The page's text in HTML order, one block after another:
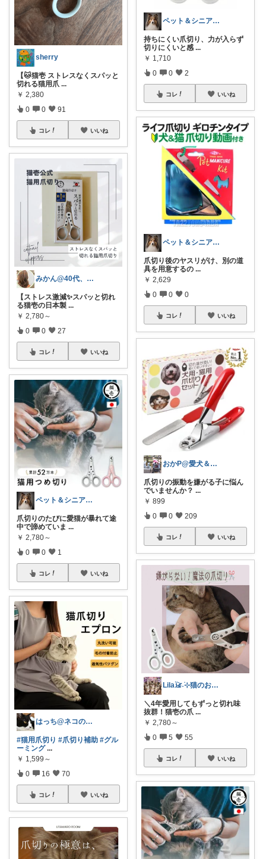
sherry
【🐱猫壱 ストレスなくスパッと
切れる猫用爪 ...
￥ 2,380
0 0 91
コレ いいね
みかん@40代、自分らしく整える暮らし
【ストレス激減✨スパッと切れ
る猫壱の日本製 ...
￥ 2,780～
0 0 27
コレ いいね
ペット＆シニア暮らしのお助け店
爪切りのたびに愛猫が暴れて途
中で諦めていま ...
￥ 2,780～
0 0 1
コレ いいね
はっち@ネコのいる風景
#猫用爪切り #爪切り補助 #グル
ーミング ...
￥ 1,599～
0 16 70
コレ いいね
ペット＆シニア暮らしのお助け店
持ちにくい爪切り、力が入らず
切りにくいと感 ...
￥ 1,710
0 0 2
コレ いいね
ペット＆シニア暮らしのお助け店
爪切り後のヤスリがけ、別の道
具を用意するの ...
￥ 2,629
0 0 0
コレ いいね
おかP@愛犬＆電脳生活
爪切りの振動を嫌がる子に悩ん
でいませんか？ ...
￥ 899
0 0 209
コレ いいね
Lila𓃠˖࣪⊹猫のお気に入りの愛用品
＼4年愛用してもずっと切れ味
抜群！猫壱の爪 ...
￥ 2,780～
0 5 55
コレ いいね